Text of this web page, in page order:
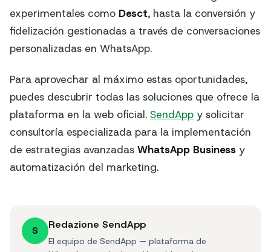
experimentales como Desct, hasta la conversión y
fidelización gestionadas a través de conversaciones
personalizadas en WhatsApp.
Para aprovechar al máximo estas oportunidades,
puedes descubrir todas las soluciones que ofrece la
plataforma en la web oficial. SendApp y solicitar
consultoría especializada para la implementación
de estrategias avanzadas WhatsApp Business y
automatización del marketing.
S Redazione SendApp
El equipo de SendApp — plataforma de